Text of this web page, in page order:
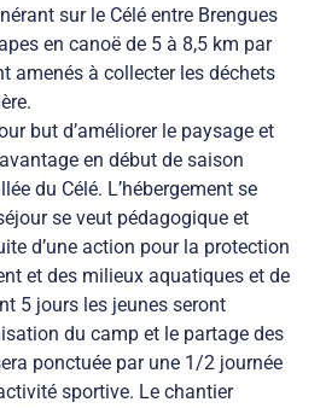
sur le Célé entre Brengues
en canoë de 5 à 8,5 km par
amenés à collecter les déchets
but d’améliorer le paysage et
en début de saison
du Célé. L’hébergement se
se veut pédagogique et
d’une action pour la protection
et des milieux aquatiques et de
5 jours les jeunes seront
du camp et le partage des
ponctuée par une 1/2 journée
sportive. Le chantier